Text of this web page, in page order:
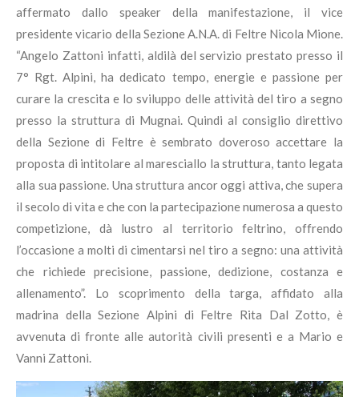
affermato dallo speaker della manifestazione, il vice
presidente vicario della Sezione A.N.A. di Feltre Nicola Mione.
“Angelo Zattoni infatti, aldilà del servizio prestato presso il
7° Rgt. Alpini, ha dedicato tempo, energie e passione per
curare la crescita e lo sviluppo delle attività del tiro a segno
presso la struttura di Mugnai. Quindi al consiglio direttivo
della Sezione di Feltre è sembrato doveroso accettare la
proposta di intitolare al maresciallo la struttura, tanto legata
alla sua passione. Una struttura ancor oggi attiva, che supera
il secolo di vita e che con la partecipazione numerosa a questo
competizione, dà lustro al territorio feltrino, offrendo
l’occasione a molti di cimentarsi nel tiro a segno: una attività
che richiede precisione, passione, dedizione, costanza e
allenamento”. Lo scoprimento della targa, affidato alla
madrina della Sezione Alpini di Feltre Rita Dal Zotto, è
avvenuta di fronte alle autorità civili presenti e a Mario e
Vanni Zattoni.